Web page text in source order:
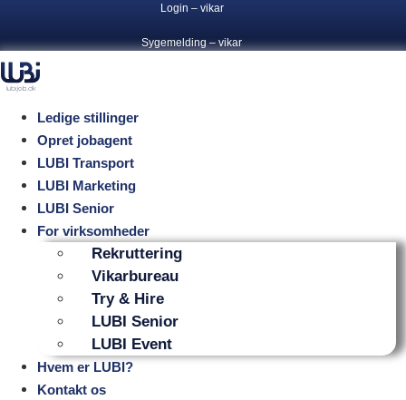
indhold
Login – vikar
Sygemelding – vikar
Ledige stillinger
Opret jobagent
LUBI Transport
LUBI Marketing
LUBI Senior
For virksomheder
Rekruttering
Vikarbureau
Try & Hire
LUBI Senior
LUBI Event
Hvem er LUBI?
Kontakt os